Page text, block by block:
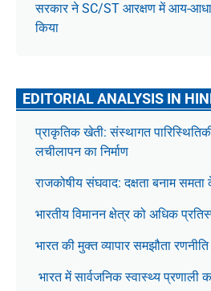
सरकार ने SC/ST आरक्षण में आय-
किया
EDITORIAL ANALYSIS IN
प्राकृतिक खेती: संस्थागत
लचीलापन का निर्माण
राजकोषीय संघवाद: दक्षता बनाम समता
भारतीय विमानन क्षेत्र को अधिक
भारत की मुक्त व्यापार समझौता
भारत में सार्वजनिक स्वास्थ्य प्रणाली